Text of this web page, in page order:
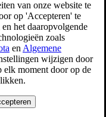
bedieningspaneel
activeren via
onder het